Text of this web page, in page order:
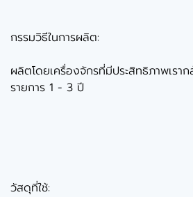
กรรมวิธีในการผลิต:
ผลิตโดยเครื่องจักรที่มีประสิทธิภาพเรา
รายการ 1 - 3 ปี
วัสดุที่ใช้: